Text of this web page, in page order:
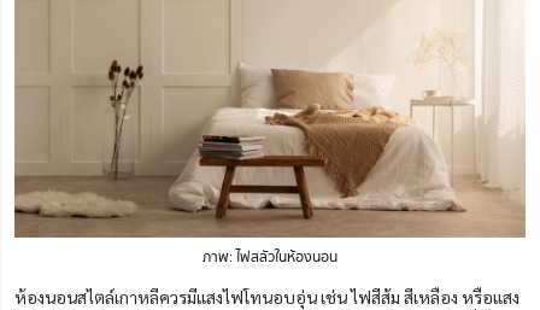
ภาพ: ไฟสลัวในห้องนอน
ห้องนอนสไตล์เกาหลีควรมีแสงไฟโทนอบอุ่น เช่น ไฟสีส้ม สีเหลือง หรือแสง